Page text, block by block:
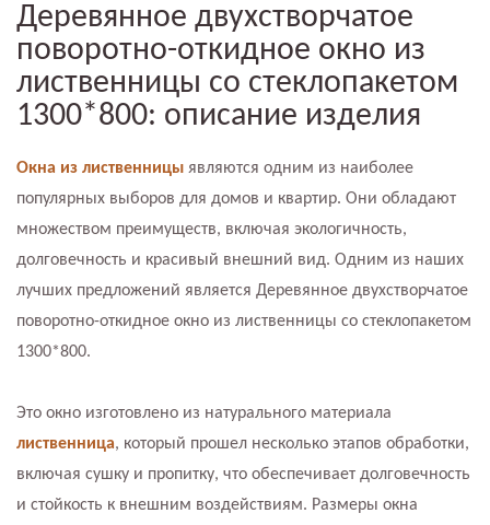
Деревянное двухстворчатое
поворотно-откидное окно из
лиственницы со стеклопакетом
1300*800: описание изделия
Окна из лиственницы являются одним из наиболее
популярных выборов для домов и квартир. Они обладают
множеством преимуществ, включая экологичность,
долговечность и красивый внешний вид. Одним из наших
лучших предложений является Деревянное двухстворчатое
поворотно-откидное окно из лиственницы со стеклопакетом
1300*800.
Это окно изготовлено из натурального материала
лиственница, который прошел несколько этапов обработки,
включая сушку и пропитку, что обеспечивает долговечность
и стойкость к внешним воздействиям. Размеры окна